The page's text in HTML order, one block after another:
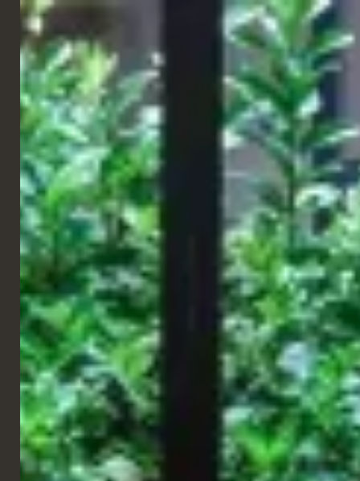
ITALIANO
CATENE
Negozio principale KFC
Liverpool
Il nuovissimo ristorante KFC di Liverpool, situato in Lord Street,
porta l'iconico pollo "FingerLickin'" del Colonnello in uno dei
luoghi più frequentati della città.
In qualità di partner continuativi, continuiamo a fornire supporto a
KFC con i nostri arredi. Una caratteristica fondamentale è la
nostra unità di separazione dei rifiuti Glide-O-Bin, che offre una
soluzione semplificata e conforme alle normative per gli spazi
ricettivi molto frequentati.
Insieme, i nostri mobili e le nostre soluzioni integrate per la
gestione dei rifiuti contribuiscono a creare un'esperienza
ristorativa efficiente e in linea con il marchio.